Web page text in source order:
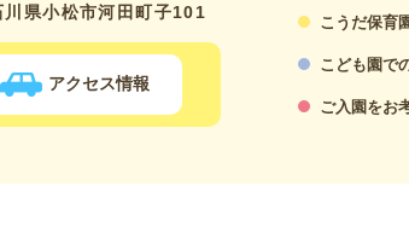
川県小松市河田町子101
アクセス情報
こうだ保育
こども園で
ご入園をお